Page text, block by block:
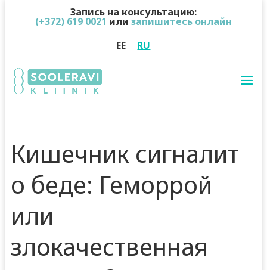
Запись на консультацию:
(+372) 619 0021 или запишитесь онлайн
EE
RU
Кишечник сигналит
о беде: Геморрой
или
злокачественная